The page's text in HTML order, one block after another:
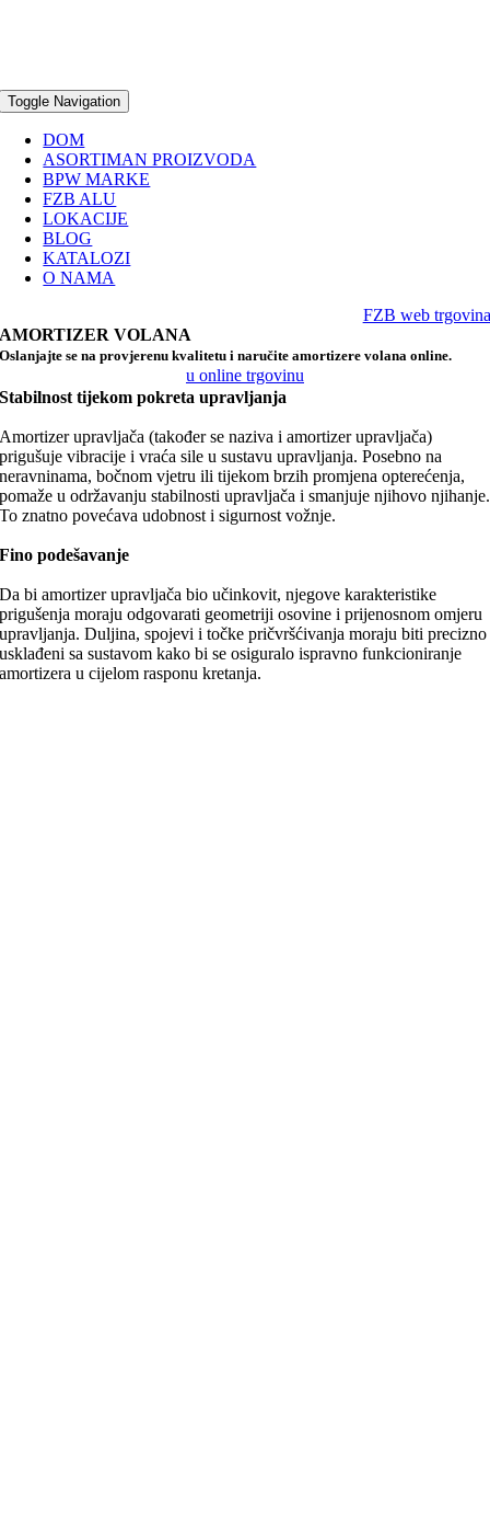
Toggle Navigation
DOM
ASORTIMAN PROIZVODA
BPW MARKE
FZB ALU
LOKACIJE
BLOG
KATALOZI
O NAMA
FZB web trgovina
AMORTIZER VOLANA
Oslanjajte se na provjerenu kvalitetu i naručite amortizere volana online.
u online trgovinu
Stabilnost tijekom pokreta upravljanja
Amortizer upravljača (također se naziva i amortizer upravljača)
prigušuje vibracije i vraća sile u sustavu upravljanja. Posebno na
neravninama, bočnom vjetru ili tijekom brzih promjena opterećenja,
pomaže u održavanju stabilnosti upravljača i smanjuje njihovo njihanje.
To znatno povećava udobnost i sigurnost vožnje.
Fino podešavanje
Da bi amortizer upravljača bio učinkovit, njegove karakteristike
prigušenja moraju odgovarati geometriji osovine i prijenosnom omjeru
upravljanja. Duljina, spojevi i točke pričvršćivanja moraju biti precizno
usklađeni sa sustavom kako bi se osiguralo ispravno funkcioniranje
amortizera u cijelom rasponu kretanja.